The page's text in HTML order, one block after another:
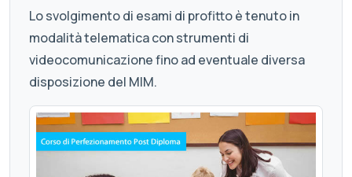
Lo svolgimento di esami di profitto è tenuto in
modalità telematica con strumenti di
videocomunicazione fino ad eventuale diversa
disposizione del MIM.